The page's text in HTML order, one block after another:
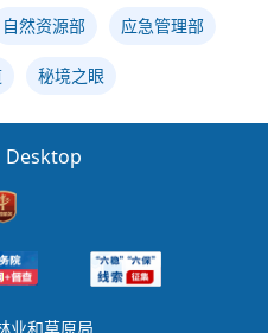
自然资源部 应急管理部
秘境之眼
Desktop
业和草原局